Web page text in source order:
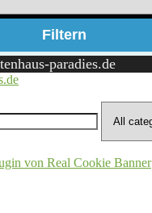
Filtern
paradies.de
von Real Cookie Banner